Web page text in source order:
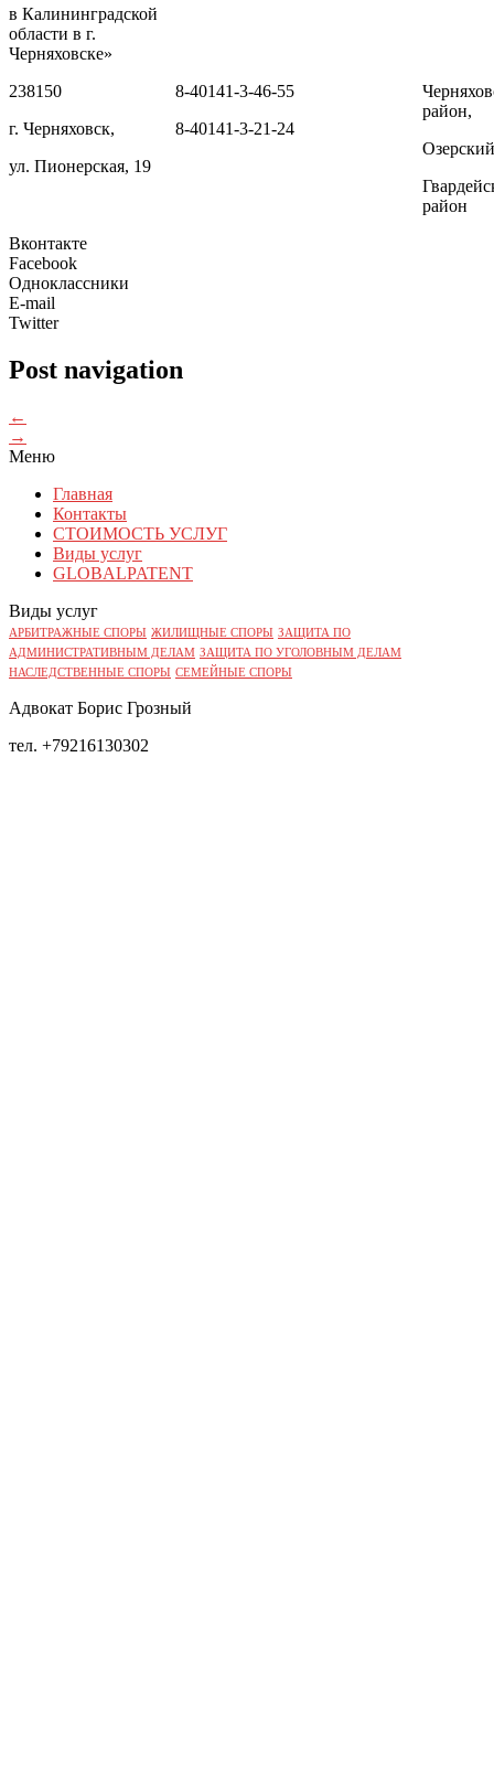
в Калининградской
области в г.
Черняховске»
238150
г. Черняховск,
ул. Пионерская, 19
8-40141-3-46-55
8-40141-3-21-24
район,
район
Вконтакте
Facebook
Одноклассники
E-mail
Twitter
Post navigation
←
→
Меню
Главная
Контакты
СТОИМОСТЬ УСЛУГ
Виды услуг
GLOBALPATENT
Виды услуг
АРБИТРАЖНЫЕ СПОРЫ ЖИЛИЩНЫЕ СПОРЫ ЗАЩИТА ПО
АДМИНИСТРАТИВНЫМ ДЕЛАМ ЗАЩИТА ПО УГОЛОВНЫМ ДЕЛАМ
НАСЛЕДСТВЕННЫЕ СПОРЫ СЕМЕЙНЫЕ СПОРЫ
Адвокат Борис Грозный
тел. +79216130302